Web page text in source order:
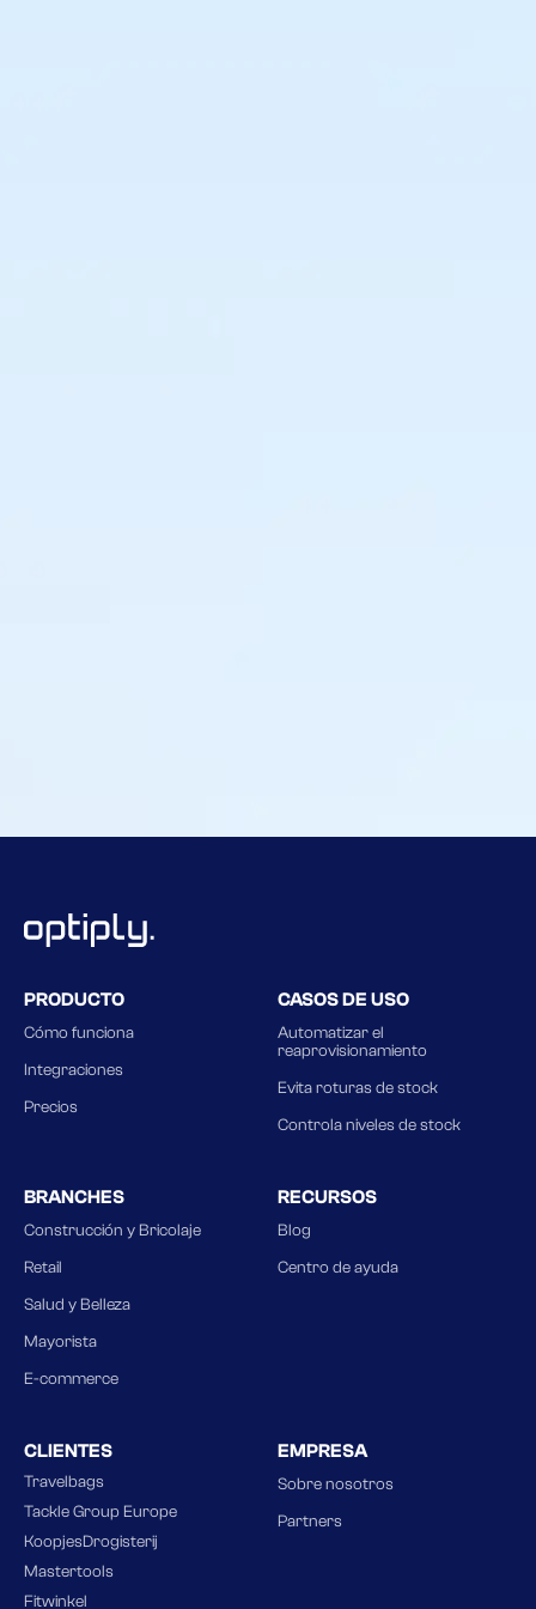
PRODUCTO
Cómo funciona
Integraciones
Precios
CASOS DE USO
Automatizar el
reaprovisionamiento
Evita roturas de stock
Controla niveles de stock
BRANCHES
Construcción y Bricolaje
Retail
Salud y Belleza
Mayorista
E-commerce
RECURSOS
Blog
Centro de ayuda
CLIENTES
Travelbags
Tackle Group Europe
KoopjesDrogisterij
Mastertools
Fitwinkel
EMPRESA
Sobre nosotros
Partners